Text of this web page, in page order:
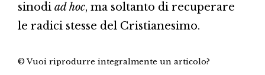
sinodi ad hoc, ma soltanto di recuperare
le radici stesse del Cristianesimo.
© Vuoi riprodurre integralmente un articolo?